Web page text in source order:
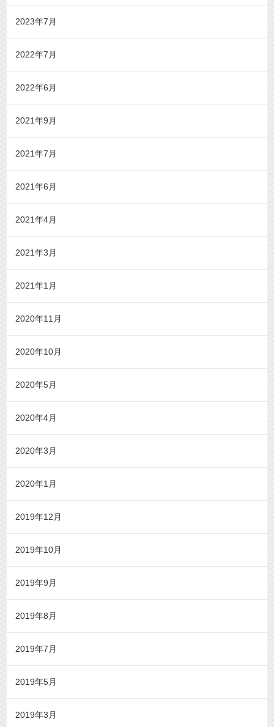
2023年7月
2022年7月
2022年6月
2021年9月
2021年7月
2021年6月
2021年4月
2021年3月
2021年1月
2020年11月
2020年10月
2020年5月
2020年4月
2020年3月
2020年1月
2019年12月
2019年10月
2019年9月
2019年8月
2019年7月
2019年5月
2019年3月